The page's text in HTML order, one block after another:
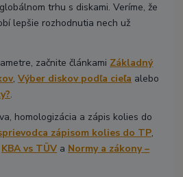
trhu s diskami. Veríme, že
lepšie rozhodnutia nech už
začnite článkami Základný
,Výber diskov podľa cieľa alebo
.
homologizácia a zápis kolies do
zápisom kolies do TP,
KBA vs TÜV a Normy a zákony –